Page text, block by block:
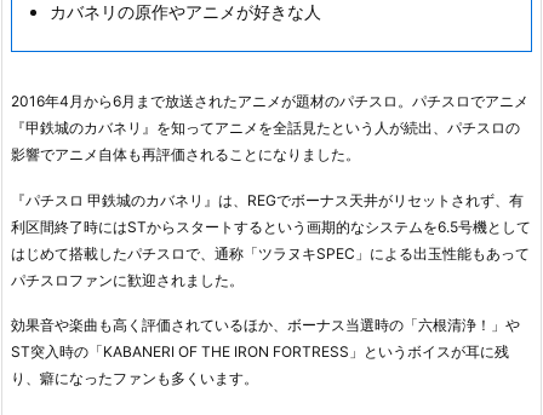
カバネリの原作やアニメが好きな人
2016年4月から6月まで放送されたアニメが題材のパチスロ。パチスロでアニメ
『甲鉄城のカバネリ』を知ってアニメを全話見たという人が続出、パチスロの
影響でアニメ自体も再評価されることになりました。
『パチスロ 甲鉄城のカバネリ』は、REGでボーナス天井がリセットされず、有
利区間終了時にはSTからスタートするという画期的なシステムを6.5号機として
はじめて搭載したパチスロで、通称「ツラヌキSPEC」による出玉性能もあって
パチスロファンに歓迎されました。
効果音や楽曲も高く評価されているほか、ボーナス当選時の「六根清浄！」や
ST突入時の「KABANERI OF THE IRON FORTRESS」というボイスが耳に残
り、癖になったファンも多くいます。